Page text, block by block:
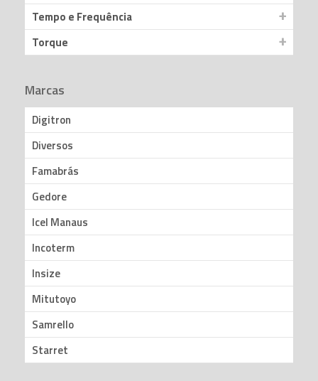
Tempo e Frequência
Torque
Marcas
Digitron
Diversos
Famabrás
Gedore
Icel Manaus
Incoterm
Insize
Mitutoyo
Samrello
Starret